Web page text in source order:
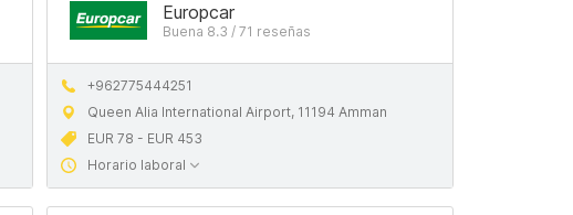
Europcar
Buena 8.3 / 71 reseñas
+962775444251
Queen Alia International Airport, 11194 Amman
EUR 78 - EUR 453
Horario laboral